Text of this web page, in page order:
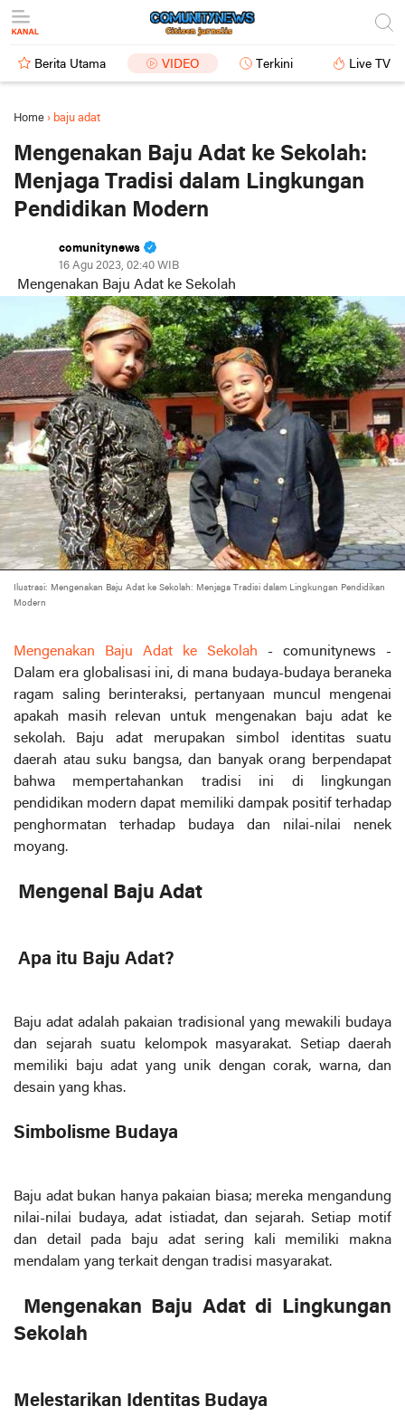
Berita Utama VIDEO Terkini Live TV
Home › baju adat
Mengenakan Baju Adat ke Sekolah:
Menjaga Tradisi dalam Lingkungan
Pendidikan Modern
comunitynews
16 Agu 2023, 02:40 WIB
Mengenakan Baju Adat ke Sekolah
Ilustrasi: Mengenakan Baju Adat ke Sekolah: Menjaga Tradisi dalam Lingkungan Pendidikan
Modern
Mengenakan Baju Adat ke Sekolah - comunitynews -
Dalam era globalisasi ini, di mana budaya-budaya beraneka
ragam saling berinteraksi, pertanyaan muncul mengenai
apakah masih relevan untuk mengenakan baju adat ke
sekolah. Baju adat merupakan simbol identitas suatu
daerah atau suku bangsa, dan banyak orang berpendapat
bahwa mempertahankan tradisi ini di lingkungan
pendidikan modern dapat memiliki dampak positif terhadap
penghormatan terhadap budaya dan nilai-nilai nenek
moyang.
Mengenal Baju Adat
Apa itu Baju Adat?
Baju adat adalah pakaian tradisional yang mewakili budaya
dan sejarah suatu kelompok masyarakat. Setiap daerah
memiliki baju adat yang unik dengan corak, warna, dan
desain yang khas.
Simbolisme Budaya
Baju adat bukan hanya pakaian biasa; mereka mengandung
nilai-nilai budaya, adat istiadat, dan sejarah. Setiap motif
dan detail pada baju adat sering kali memiliki makna
mendalam yang terkait dengan tradisi masyarakat.
Mengenakan Baju Adat di Lingkungan
Sekolah
Melestarikan Identitas Budaya